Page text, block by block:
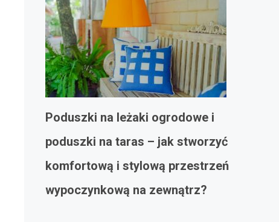
Poduszki na leżaki ogrodowe i
poduszki na taras – jak stworzyć
komfortową i stylową przestrzeń
wypoczynkową na zewnątrz?